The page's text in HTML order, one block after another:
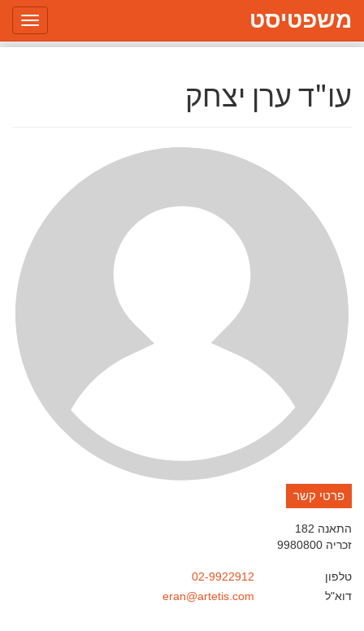
משפטיסט
עו"ד ערן יצחק
פרטי קשר
התאנה 182
זכריה 9980800
טלפון
02-9922912
דוא"ל
eran@artetis.com